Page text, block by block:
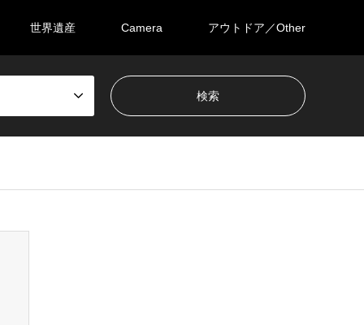
世界遺産 Camera アウトドア／Other